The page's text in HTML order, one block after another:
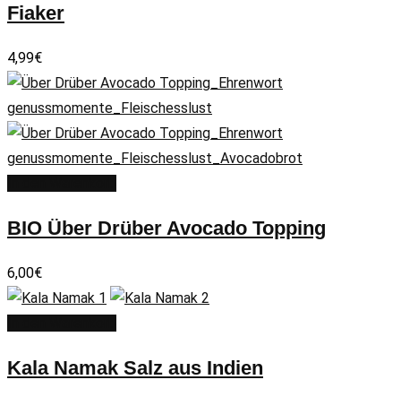
Fiaker
4,99€
BIO Über Drüber Avocado Topping
6,00€
Kala Namak Salz aus Indien